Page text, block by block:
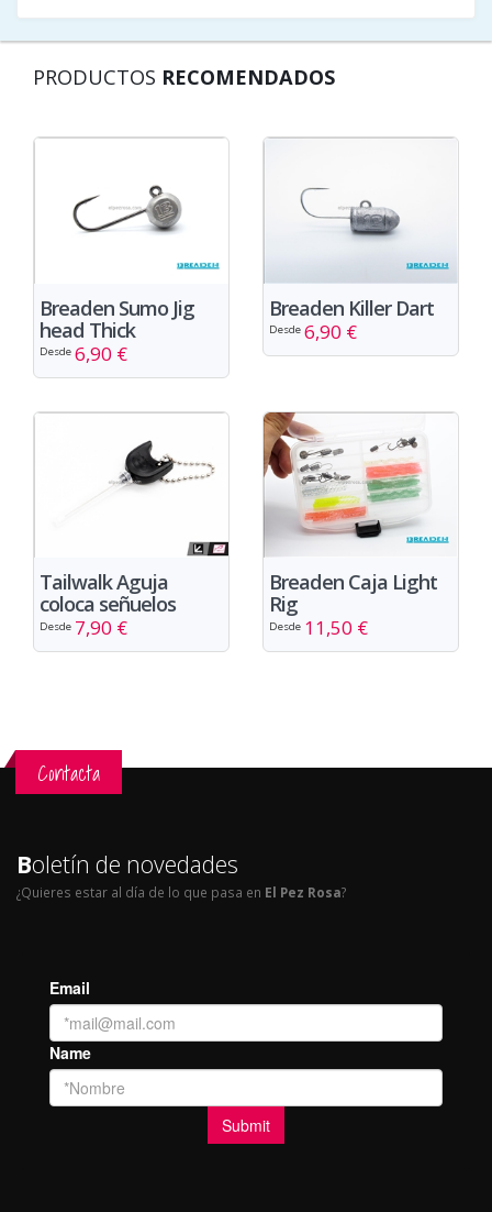
PRODUCTOS RECOMENDADOS
Breaden Sumo Jig
head Thick
Desde 6,90 €
Breaden Killer Dart
Desde 6,90 €
Tailwalk Aguja
coloca señuelos
Desde 7,90 €
Breaden Caja Light
Rig
Desde 11,50 €
Contacta
Boletín de novedades
¿Quieres estar al día de lo que pasa en El Pez Rosa?